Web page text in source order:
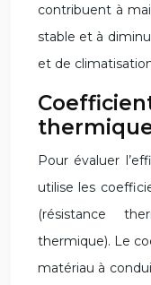
contribuent à
stable et à
et de
thermique
Pour évaluer
utilise les
(résistance
thermique). Le
matériau à